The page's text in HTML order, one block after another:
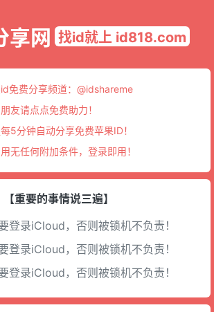
享网 找id就上 id818.com
免费分享频道： @idshareme
友请点点免费助力！
5分钟自动分享免费苹果ID！
无任何附加条件，登录即用！
【重要的事情说三遍】
登录iCloud，否则被锁机不负责！
登录iCloud，否则被锁机不负责！
登录iCloud，否则被锁机不负责！